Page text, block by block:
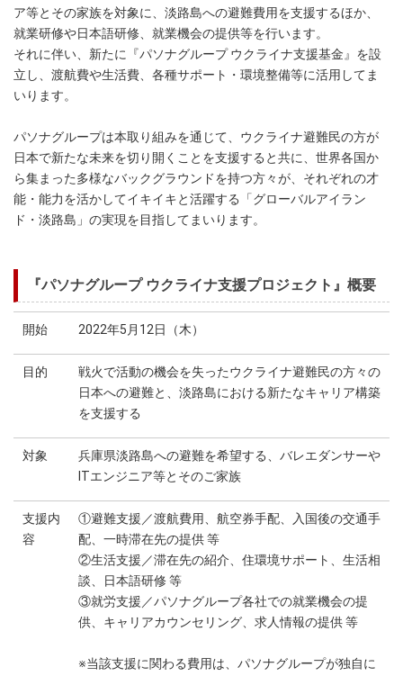
ア等とその家族を対象に、淡路島への避難費用を支援するほか、
就業研修や日本語研修、就業機会の提供等を行います。
それに伴い、新たに『パソナグループ ウクライナ支援基金』を設
立し、渡航費や生活費、各種サポート・環境整備等に活用してま
いります。
パソナグループは本取り組みを通じて、ウクライナ避難民の方が
日本で新たな未来を切り開くことを支援すると共に、世界各国か
ら集まった多様なバックグラウンドを持つ方々が、それぞれの才
能・能力を活かしてイキイキと活躍する「グローバルアイラン
ド・淡路島」の実現を目指してまいります。
『パソナグループ ウクライナ支援プロジェクト』概要
開始 2022年5月12日（木）
目的
戦火で活動の機会を失ったウクライナ避難民の方々の
日本への避難と、淡路島における新たなキャリア構築
を支援する
対象
兵庫県淡路島への避難を希望する、バレエダンサーや
ITエンジニア等とそのご家族
支援内
容
①避難支援／渡航費用、航空券手配、入国後の交通手
配、一時滞在先の提供 等
②生活支援／滞在先の紹介、住環境サポート、生活相
談、日本語研修 等
③就労支援／パソナグループ各社での就業機会の提
供、キャリアカウンセリング、求人情報の提供 等
※当該支援に関わる費用は、パソナグループが独自に